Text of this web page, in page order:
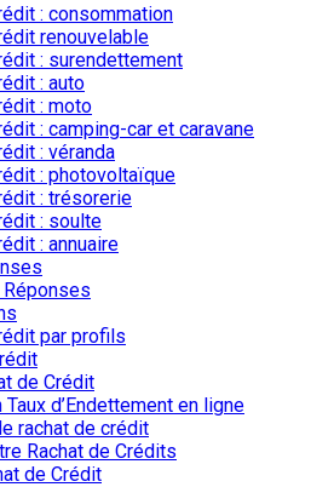
: consommation
renouvelable
: surendettement
: auto
: moto
: camping-car et caravane
: véranda
: photovoltaïque
: trésorerie
: soulte
: annuaire
par profils
de Crédit
d’Endettement en ligne
rachat de crédit
Rachat de Crédits
de Crédit